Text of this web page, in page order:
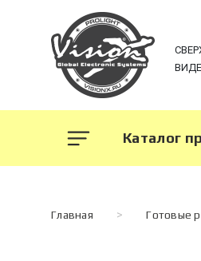
Каталог
Главная > Готовые